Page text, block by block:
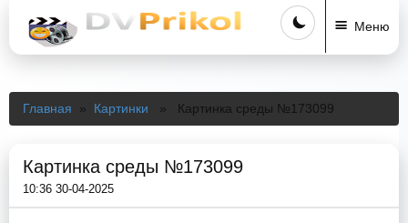
Меню
Главная » Картинки » Картинка среды №173099
Картинка среды №173099
10:36 30-04-2025